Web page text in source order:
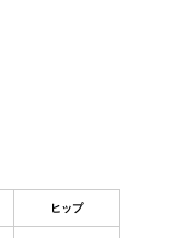
ヒップ